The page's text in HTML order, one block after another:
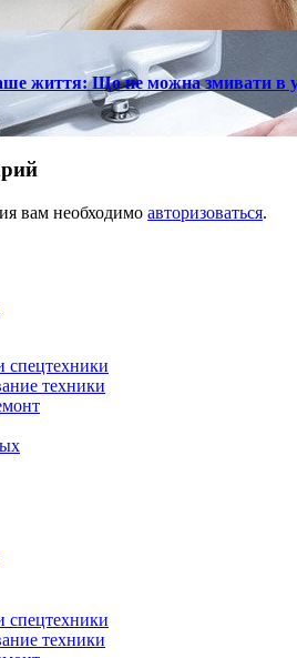
життя: Що не можна змивати в
вам необходимо авторизоваться.
спецтехники
техники
спецтехники
техники